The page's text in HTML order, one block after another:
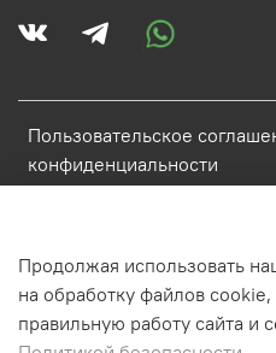
Пользовательское
конфиденциальности
Обратная связь
Продолжая использовать
на обработку файлов
правильную работу сайта и